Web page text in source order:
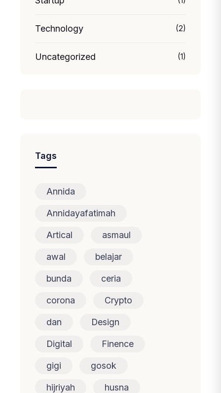
Technology (2)
Uncategorized (1)
Tags
Annida
Annidayafatimah
Artical asmaul
awal belajar
bunda ceria
corona Crypto
dan Design
Digital Finence
gigi gosok
hijriyah husna